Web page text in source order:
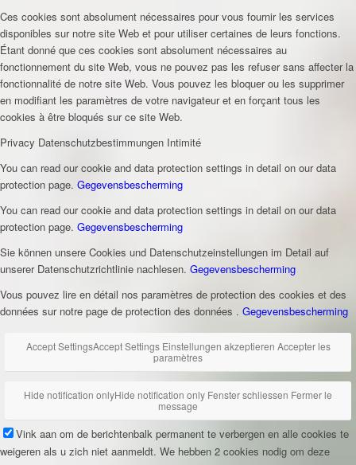
Ces cookies sont absolument nécessaires pour vous fournir les services
disponibles sur notre site Web et pour utiliser certaines de leurs fonctions.
Étant donné que ces cookies sont absolument nécessaires au
fonctionnement du site Web, vous ne pouvez pas les refuser sans affecter la
fonctionnalité de notre site Web. Vous pouvez les bloquer ou les supprimer
en modifiant les paramètres de votre navigateur et en forçant tous les
cookies à être bloqués sur ce site Web.
Privacy Datenschutzbestimmungen Intimité
You can read our cookie and data protection settings in detail on our data
protection page. Gegevensbescherming
You can read our cookie and data protection settings in detail on our data
protection page. Gegevensbescherming
Sie können unsere Cookies und Datenschutzeinstellungen im Detail auf
unserer Datenschutzrichtlinie nachlesen. Gegevensbescherming
Vous pouvez lire en détail nos paramètres de protection des cookies et des
données sur notre page de protection des données . Gegevensbescherming
Accept SettingsAccept Settings Einstellungen akzeptieren Accepter les
paramètres
Hide notification onlyHide notification only Fenster schliessen Fermer le
message
Vink aan om de berichtenbalk permanent te verbergen en alle cookies te
weigeren als u zich niet aanmeldt. We hebben 2 cookies nodig om deze